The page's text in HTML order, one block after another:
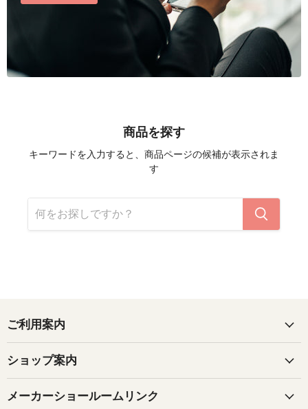
商品を探す
キーワードを入力すると、商品ページの候補が表示されま
す
ご利用案内
ショップ案内
メーカーショールームリンク